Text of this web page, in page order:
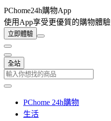
PChome24h購物App
使用App享受更優質的購物體驗
立即體驗
全站
PChome 24h購物
生活